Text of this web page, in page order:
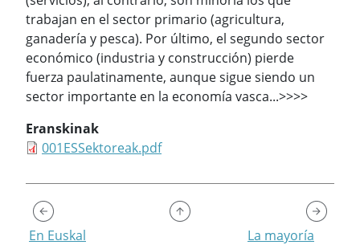
trabajan en el sector primario (agricultura,
ganadería y pesca). Por último, el segundo sector
económico (industria y construcción) pierde
fuerza paulatinamente, aunque sigue siendo un
sector importante en la economía vasca...>>>>
Eranskinak
001ESSektoreak.pdf
En Euskal
La mayoría